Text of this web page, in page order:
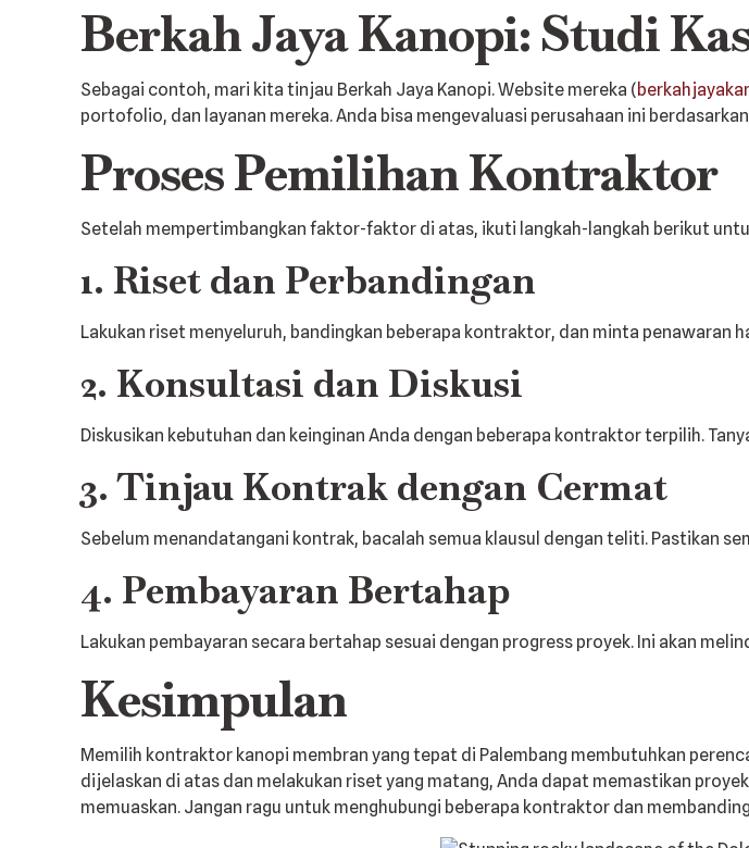
Berkah Jaya Kanopi: Studi
Sebagai contoh, mari kita tinjau Berkah Jaya Kanopi. Website mereka (
portofolio, dan layanan mereka. Anda bisa mengevaluasi perusahaan ini
Proses Pemilihan Kontraktor
Setelah mempertimbangkan faktor-faktor di atas, ikuti langkah-langkah berikut
1. Riset dan Perbandingan
Lakukan riset menyeluruh, bandingkan beberapa kontraktor, dan minta penawaran
2. Konsultasi dan Diskusi
Diskusikan kebutuhan dan keinginan Anda dengan beberapa kontraktor terpilih.
3. Tinjau Kontrak dengan Cermat
Sebelum menandatangani kontrak, bacalah semua klausul dengan teliti. Pastikan
4. Pembayaran Bertahap
Lakukan pembayaran secara bertahap sesuai dengan progress proyek. Ini akan
Kesimpulan
Memilih kontraktor kanopi membran yang tepat di Palembang membutuhkan
dijelaskan di atas dan melakukan riset yang matang, Anda dapat memastikan
memuaskan. Jangan ragu untuk menghubungi beberapa kontraktor dan